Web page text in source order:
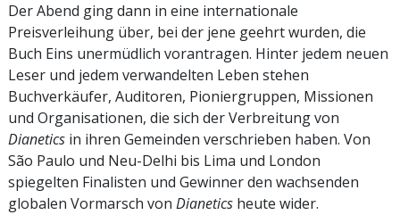
Der Abend ging dann in eine internationale
Preisverleihung über, bei der jene geehrt wurden, die
Buch Eins unermüdlich vorantragen. Hinter jedem neuen
Leser und jedem verwandelten Leben stehen
Buchverkäufer, Auditoren, Pioniergruppen, Missionen
und Organisationen, die sich der Verbreitung von
Dianetics in ihren Gemeinden verschrieben haben. Von
São Paulo und Neu-Delhi bis Lima und London
spiegelten Finalisten und Gewinner den wachsenden
globalen Vormarsch von Dianetics heute wider.